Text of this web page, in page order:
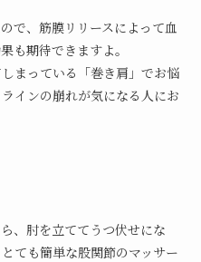
で、筋膜リリースによって血
も期待できますよ。
まっている「巻き肩」でお悩
インの崩れが気になる人にお
、肘を立ててうつ伏せにな
ても簡単な股関節のマッサー